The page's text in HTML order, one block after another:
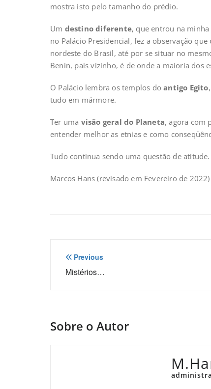
mostra isto pelo tamanho do prédio.
Um destino diferente, que entrou na
no Palácio Presidencial, fez a observação
nordeste do Brasil, até por se situar no
Benin, pais vizinho, é de onde a maioria dos
O Palácio lembra os templos doantigo Egito
tudo em mármore.
Ter uma visão geral do Planeta, agora com
entender melhor as etnias e como
Tudo continua sendo uma questão de atitude.
Marcos Hans (revisado em Fevereiro de 2022)
Navegação
de
Previous
Mistérios…
Sobre o Autor